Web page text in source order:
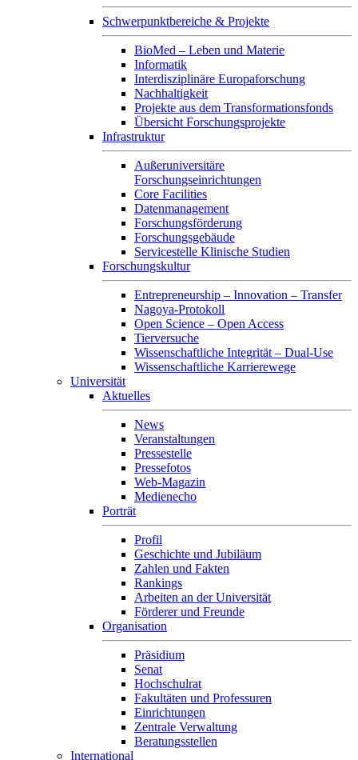
Schwerpunktbereiche & Projekte
BioMed – Leben und Materie
Informatik
Interdisziplinäre Europaforschung
Nachhaltigkeit
Projekte aus dem Transformationsfonds
Übersicht Forschungsprojekte
Infrastruktur
Außeruniversitäre
Forschungseinrichtungen
Core Facilities
Datenmanagement
Forschungsförderung
Forschungsgebäude
Servicestelle Klinische Studien
Forschungskultur
Entrepreneurship – Innovation – Transfer
Nagoya-Protokoll
Open Science – Open Access
Tierversuche
Wissenschaftliche Integrität – Dual-Use
Wissenschaftliche Karrierewege
Universität
Aktuelles
News
Veranstaltungen
Pressestelle
Pressefotos
Web-Magazin
Medienecho
Porträt
Profil
Geschichte und Jubiläum
Zahlen und Fakten
Rankings
Arbeiten an der Universität
Förderer und Freunde
Organisation
Präsidium
Senat
Hochschulrat
Fakultäten und Professuren
Einrichtungen
Zentrale Verwaltung
Beratungsstellen
International